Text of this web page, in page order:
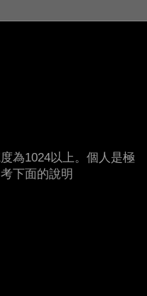
為1024以上。個人是極
下面的說明